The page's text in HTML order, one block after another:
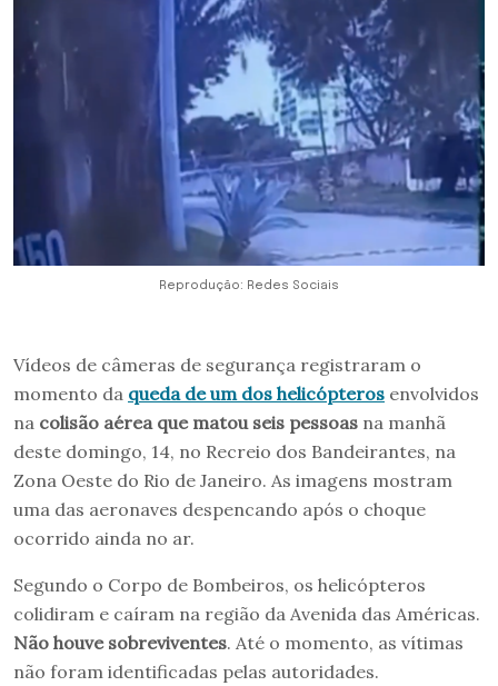
Reprodução: Redes Sociais
Vídeos de câmeras de segurança registraram o
momento da queda de um dos helicópteros envolvidos
na colisão aérea que matou seis pessoas na manhã
deste domingo, 14, no Recreio dos Bandeirantes, na
Zona Oeste do Rio de Janeiro. As imagens mostram
uma das aeronaves despencando após o choque
ocorrido ainda no ar.
Segundo o Corpo de Bombeiros, os helicópteros
colidiram e caíram na região da Avenida das Américas.
Não houve sobreviventes. Até o momento, as vítimas
não foram identificadas pelas autoridades.